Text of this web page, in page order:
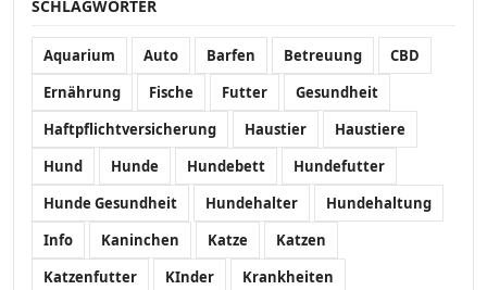
SCHLAGWÖRTER
Aquarium Auto Barfen Betreuung
CBD
Ernährung
Fische Futter
Gesundheit
Haftpflichtversicherung
Haustier
Haustiere
Hund
Hunde Hundebett
Hundefutter
Hunde Gesundheit
Hundehalter
Hundehaltung
Info
Kaninchen Katze
Katzen
Katzenfutter
KInder
Krankheiten